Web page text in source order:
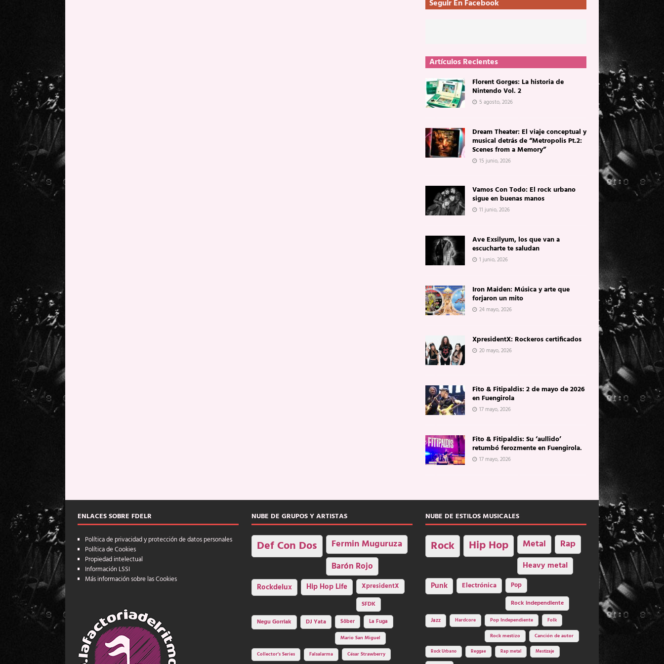
Seguir En Facebook
Artículos Recientes
Florent Gorges: La historia de
Nintendo Vol. 2
5 agosto, 2026
Dream Theater: El viaje conceptual y
musical detrás de “Metropolis Pt.2:
Scenes from a Memory”
15 junio, 2026
Vamos Con Todo: El rock urbano
sigue en buenas manos
11 junio, 2026
Ave Exsilyum, los que van a
escucharte te saludan
1 junio, 2026
Iron Maiden: Música y arte que
forjaron un mito
24 mayo, 2026
XpresidentX: Rockeros certificados
20 mayo, 2026
Fito & Fitipaldis: 2 de mayo de 2026
en Fuengirola
17 mayo, 2026
Fito & Fitipaldis: Su ‘aullido’
retumbó ferozmente en Fuengirola.
17 mayo, 2026
ENLACES SOBRE FDELR
Política de privacidad y protección de datos personales
Política de Cookies
Propiedad intelectual
Información LSSI
Más información sobre las Cookies
NUBE DE GRUPOS Y ARTISTAS
Def Con Dos Fermin Muguruza
Barón Rojo
Rockdelux Hip Hop Life
XpresidentX
SFDK
Negu Gorriak
DJ Yata Sôber
La Fuga
Mario San Miguel
Collector's Series
Falsalarma César Strawberry
NUBE DE ESTILOS MUSICALES
Rock Hip Hop Metal Rap
Heavy metal
Punk Electrónica
Pop
Rock independiente
Jazz Hardcore Pop Independiente Folk
Rock mestizo Canción de autor
Rock Urbano Reggae Rap metal Mestizaje